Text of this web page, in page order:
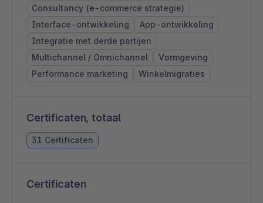
Consultancy (e-commerce strategie)
Interface-ontwikkeling
App-ontwikkeling
Integratie met derde partijen
Multichannel / Omnichannel
Vormgeving
Performance marketing
Winkelmigraties
Certificaten, totaal
31 Certificaten
Certificaten